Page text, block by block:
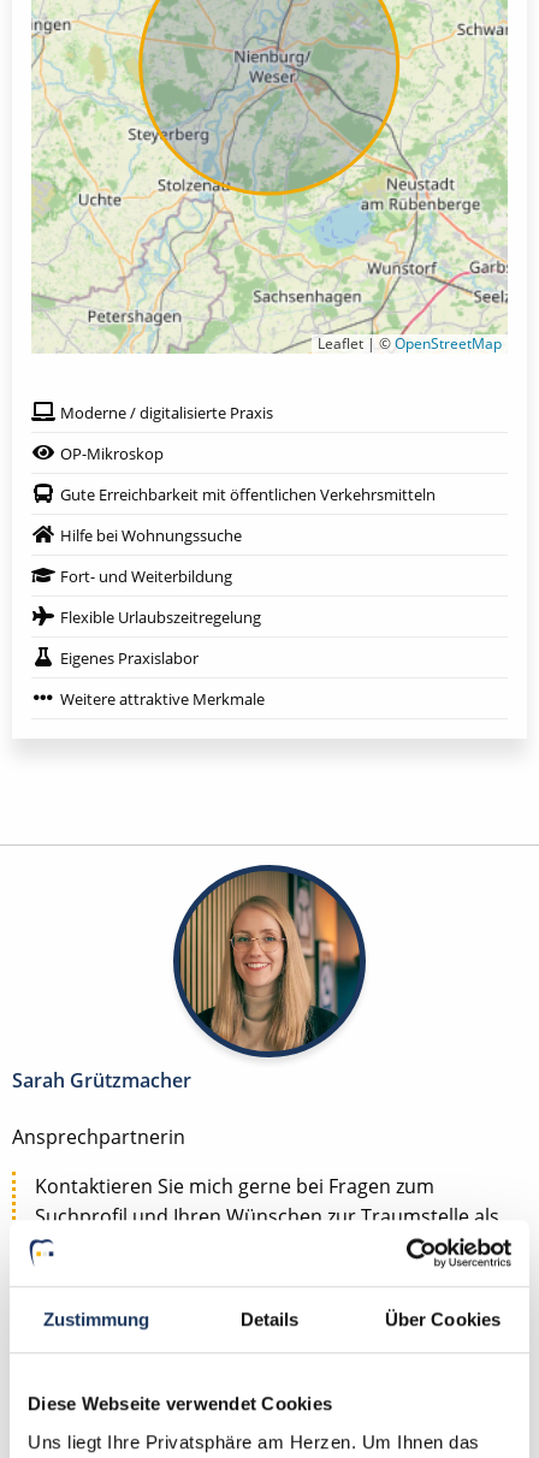
Zustimmung Details Über Cookies
Diese Webseite verwendet Cookies
Uns liegt Ihre Privatsphäre am Herzen. Um Ihnen das
Leaflet | ©OpenStreetMap
Moderne / digitalisierte Praxis
OP-Mikroskop
Gute Erreichbarkeit mit öffentlichen Verkehrsmitteln
Hilfe bei Wohnungssuche
Fort- und Weiterbildung
Flexible Urlaubszeitregelung
Eigenes Praxislabor
Weitere attraktive Merkmale
Sarah Grützmacher
Ansprechpartnerin
Kontaktieren Sie mich gerne bei Fragen zum
Suchprofil und Ihren Wünschen zur Traumstelle als
ZFA, ZMF, ZMV, ZMP, DH, ZT oder PM. Gemeinsam
finden wir Ihre neue Stelle. PS.: Bei uns benötigen
Sie lediglich einen Lebenslauf und kein Anschreiben.
Kontakt